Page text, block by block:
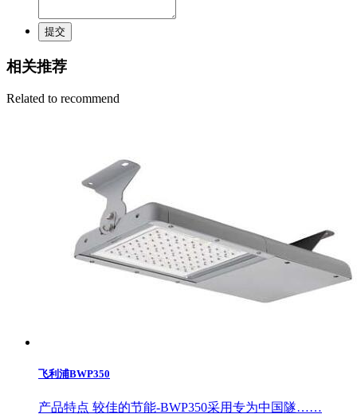
提交
相关推荐
Related to recommend
飞利浦BWP350
产品特点 较佳的节能-BWP350采用专为中国隧……